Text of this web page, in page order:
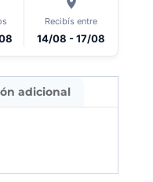
Recibís entre
14/08 - 17/08
adicional